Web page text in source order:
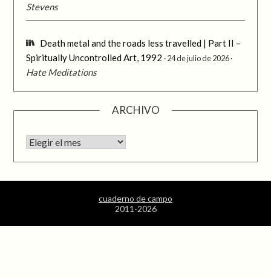
Stevens
Death metal and the roads less travelled | Part II –
Spiritually Uncontrolled Art, 1992
24 de julio de 2026
Hate Meditations
ARCHIVO
Archivo
cuaderno de campo
2011-2026